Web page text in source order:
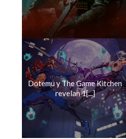
Dotemu y The Game Kitchen
revelan 1[...]